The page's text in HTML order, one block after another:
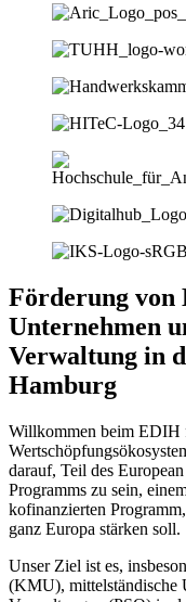
Förderung von
Unternehmen
Verwaltung in
Hamburg
Willkommen beim EDIH
darauf, Teil des
Programms zu sein,
kofinanzierten
ganz Europa stärken soll.
Unser Ziel ist es,
(KMU), mittelständische